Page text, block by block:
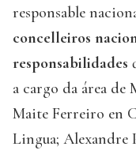
responsable
concelleiros
responsabilidades
a cargo da área
Maite Ferreiro en
Lingua; Alexandre